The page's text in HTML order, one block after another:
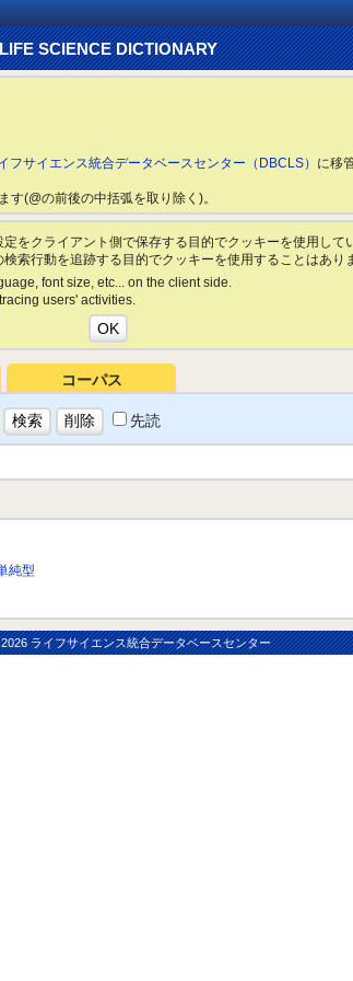
LIFE SCIENCE DICTIONARY
フサイエンス統合データベースセンター（DBCLS） に移
(@の前後の中括弧を取り除く)。
をクライアント側で保存する目的でクッキーを使用して
索行動を追跡する目的でクッキーを使用することはあり
font size, etc... on the client side.
users' activities.
コーパス
先読
純型
2026 ライフサイエンス統合データベースセンター